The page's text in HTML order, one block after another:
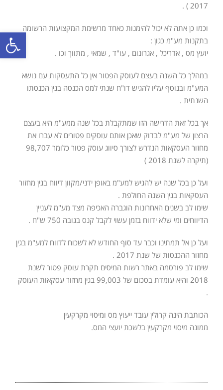
פתח
2017 ) .
וכמו כן אתה לא יכול להימנות כאחד מרשימת המקצועות הרשומה
בתקנות מע"מ כגון :
יועץ מס , אדריכל , אגרונום , עו"ד , שמאי , מתווך וכו .
במהלך כל השנה בעצם לעוסק הפטור אין כל התעסקות עם נושא
המע"מ ובנוסף עליו להגיש דו"ח שנתי למס הכנסה בגין הכנסתו
השנתית .
אך בכל זאת הדרישה הזו שמתקבלת בכל שנה ממע"מ היא בעצם
הרצון של מע"מ לבדוק שאכן אותם עוסקים פטורים לא עברו את
מחזור העסקאות הנדרש לצורך סיווג עוסק פטור כלומר 98,707
(תיקרה לשנת 2018 )
ועל כן בכל שנה יש להגיש למע"מ באופן ידני/מקוון דיווח בגין מחזור
העסקאות בגין השנה החולפת .
שימו לב בשנים האחרונות הוגברה האכיפה מצד מע"מ לעניין
הדיווחים ומי שלא ידווח בזמן עשוי לקבל קנס בגובה 750 ש"ח .
ועל כן אל תמתינו וכבר עד סוף החודש לא לשכוח לדווח למע"מ בגין
מחזור ההכנסות של שנת 2017 .
שימו לב פורסמה באתר רשות המיסים תקרת עוסק פטור לשנת
2018 והיא עומדת בסכום של 99,003 בגין מחזור עסקאות העוסק
.
הכותבת הינה קרולין עובד ייעוץ מס ומיסוי מקרקעין
ממונה מיסוי מקרקעין בלשכת יועצי המס.